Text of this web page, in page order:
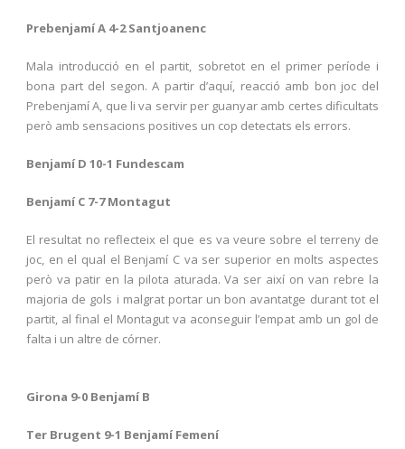
Prebenjamí A 4-2 Santjoanenc
Mala introducció en el partit, sobretot en el primer període i
bona part del segon. A partir d’aquí, reacció amb bon joc del
Prebenjamí A, que li va servir per guanyar amb certes dificultats
però amb sensacions positives un cop detectats els errors.
Benjamí D 10-1 Fundescam
Benjamí C 7-7 Montagut
El resultat no reflecteix el que es va veure sobre el terreny de
joc, en el qual el Benjamí C va ser superior en molts aspectes
però va patir en la pilota aturada. Va ser així on van rebre la
majoria de gols i malgrat portar un bon avantatge durant tot el
partit, al final el Montagut va aconseguir l’empat amb un gol de
falta i un altre de córner.
Girona 9-0 Benjamí B
Ter Brugent 9-1 Benjamí Femení